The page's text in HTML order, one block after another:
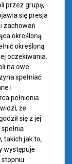
przez grupę,
się presja
zachowań
określoną
określoną
oczekiwania.
na owe
spełniać
i
pełnienia
że
się z jej
takich jak to,
występuje
stopniu